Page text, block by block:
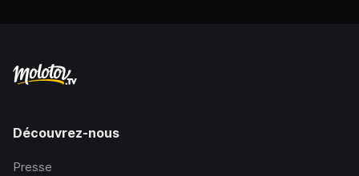
Découvrez-nous
Presse